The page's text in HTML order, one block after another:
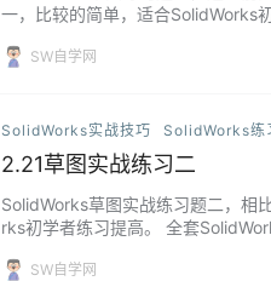
一，比较的简单，适合SolidWorks
SW自学网
SolidWorks实战技巧 SolidWorks练
2.21草图实战练习二
SolidWorks草图实战练习题二，相
rks初学者练习提高。 全套
SW自学网